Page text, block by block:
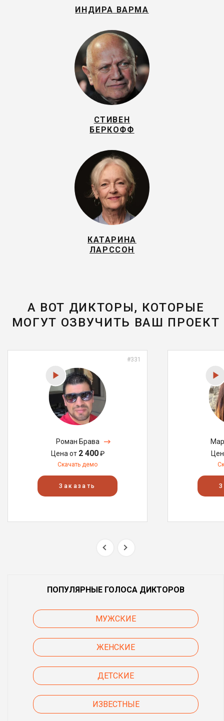
ИНДИРА ВАРМА
СТИВЕН
БЕРКОФФ
КАТАРИНА
ЛАРССОН
А ВОТ ДИКТОРЫ, КОТОРЫЕ
МОГУТ ОЗВУЧИТЬ ВАШ ПРОЕКТ
#331
Роман Брава
Цена от 2 400₽
Скачать демо
Заказать
ПОПУЛЯРНЫЕ ГОЛОСА ДИКТОРОВ
МУЖСКИЕ
ЖЕНСКИЕ
ДЕТСКИЕ
ИЗВЕСТНЫЕ